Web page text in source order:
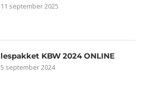
11 september 2025
lespakket KBW 2024 ONLINE
5 september 2024